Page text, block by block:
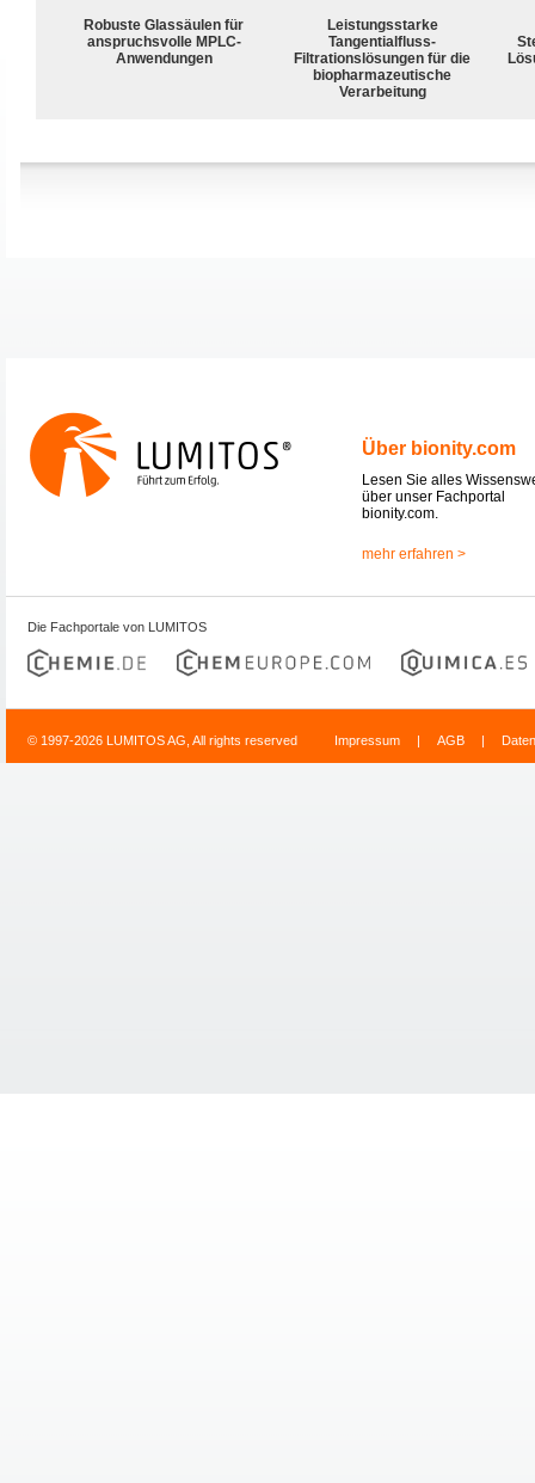
Robuste Glassäulen für
anspruchsvolle MPLC-
Anwendungen
Leistungsstarke
Tangentialfluss-
Filtrationslösungen für die
biopharmazeutische
Verarbeitung
Über bionity.com
Lesen Sie alles
über unser Fachportal
bionity.com.
mehr erfahren >
Die Fachportale von LUMITOS
© 1997-2026 LUMITOS AG, All rights reserved Impressum | AGB |